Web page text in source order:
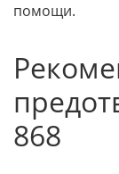
помощи.
868